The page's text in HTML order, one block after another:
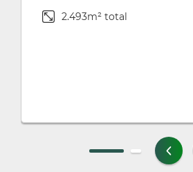
2.493m² total